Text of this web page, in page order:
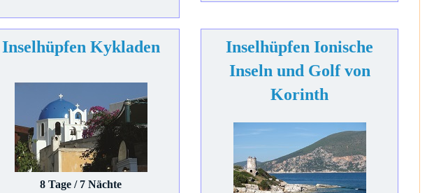
Inselhüpfen Kykladen
8 Tage / 7 Nächte
Inselhüpfen Ionische
Inseln und Golf von
Korinth